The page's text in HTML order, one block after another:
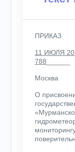
ПРИКАЗ
11 ИЮЛЯ
788
Москва
О